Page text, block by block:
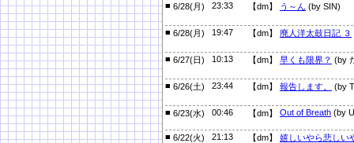
■ 6/28(月) 23:33 【dm】 う～ん (by SIN)
■ 6/28(月) 19:47 【dm】 廃人洋太鼓日記 ３
■ 6/27(日) 10:13 【dm】 早くも限界？ (by
■ 6/26(土) 23:44 【dm】 報告します。 (by
■ 6/23(水) 00:46 【dm】 Out of Breath (by
■ 6/22(火) 21:13 【dm】 嬉しいやら悲しい